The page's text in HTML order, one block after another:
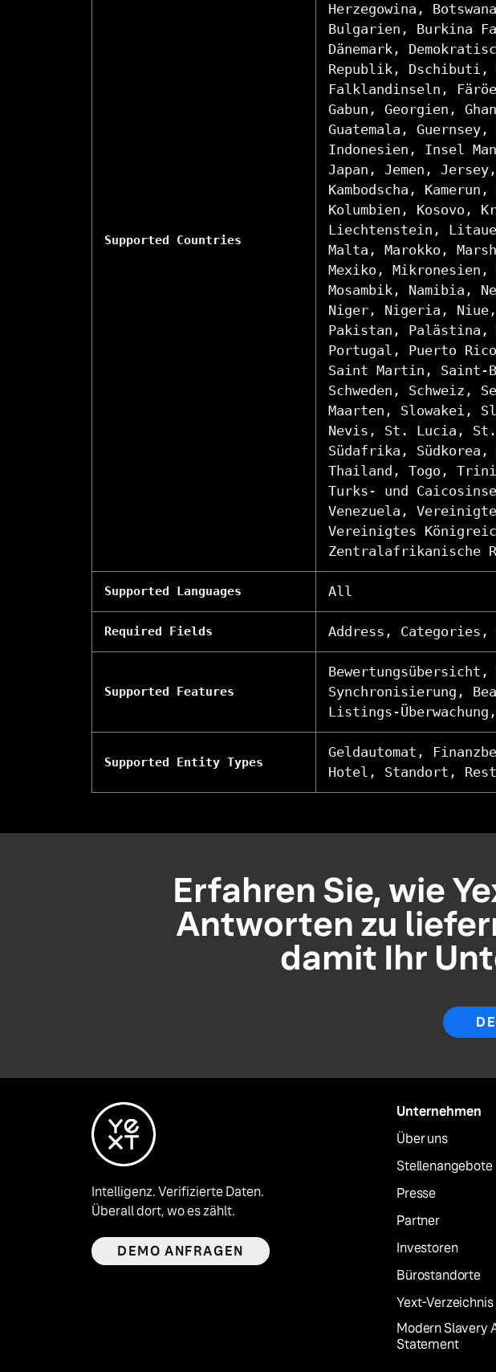
Supported Countries
Herzegowina,
Bulgarien, Burkina
Dänemark,
Republik, Dschibuti,
Falklandinseln,
Gabun, Georgien,
Guatemala,
Indonesien, Insel
Japan, Jemen,
Kambodscha,
Kolumbien, Kosovo,
Liechtenstein,
Malta, Marokko,
Mexiko, Mikronesien,
Mosambik, Namibia,
Niger, Nigeria, Niue,
Pakistan, Palästina,
Portugal, Puerto
Saint Martin, Saint-
Schweden, Schweiz,
Maarten, Slowakei,
Nevis, St. Lucia, St.
Südafrika, Südkorea,
Thailand, Togo,
Turks- und
Venezuela,
Vereinigtes
Zentralafrikanische
Supported Languages All
Required Fields Address, Categories,
Supported Features
Synchronisierung,
Listings-
Supported Entity Types
Geldautomat,
Hotel, Standort,
Erfahren Sie, wie
Antworten zu
damit Ihr
Intelligenz. Verifizierte Daten.
Überall dort, wo es zählt.
DEMO ANFRAGEN
Unternehmen
Über uns
Stellenangebote
Presse
Partner
Investoren
Bürostandorte
Yext-Verzeichnis
Modern Slavery
Statement